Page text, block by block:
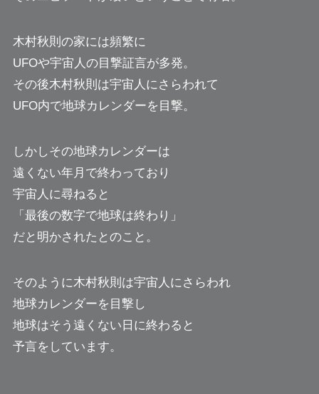
木村秋則の家には頻繁に
UFOや宇宙人の目撃証言が多発。
その後木村秋則は宇宙人にさらわれて
UFO内で地球カレンダーを目撃。
しかしその地球カレンダーは
遠くない年月で終わっており
宇宙人に尋ねると
「最後の数字で地球は終わり」
だと明かされたとのこと。
そのように木村秋則は宇宙人にさらわれ
地球カレンダーを目撃し
地球はそう遠くない日に終わると
予言をしています。